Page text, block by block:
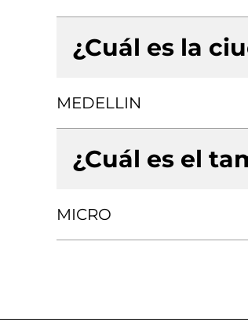
¿Cuál es la
MEDELLIN
¿Cuál es el
MICRO